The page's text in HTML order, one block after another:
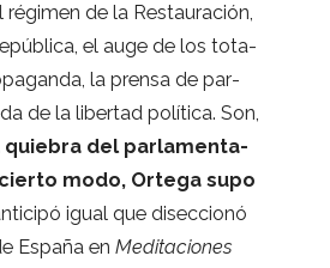
de la Res­tau­ra­ción,
el auge de los tota­
la prensa de par­
de la liber­tad polí­tica. Son,
quie­bra del par­la­men­ta­
modo, Ortega supo
igual que disec­cionó
España en Medi­ta­cio­nes